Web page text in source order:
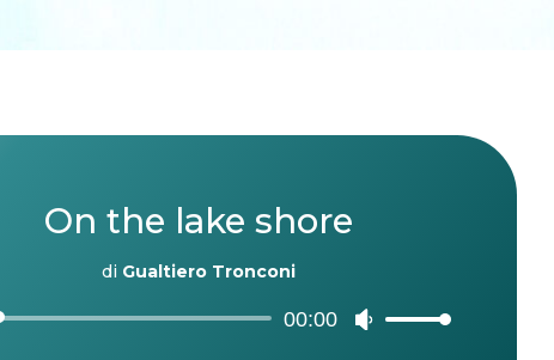
On the lake shore
di Gualtiero Tronconi
Audio
00:00
Usa